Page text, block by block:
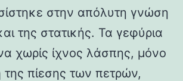
στην απόλυτη γνώση
της στατικής. Τα γεφύρια
χωρίς ίχνος λάσπης, μόνο
πίεσης των πετρών,